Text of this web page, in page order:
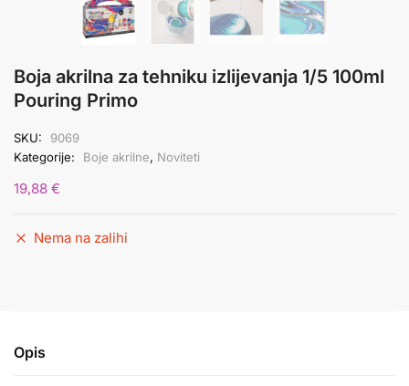
Boja akrilna za tehniku izlijevanja 1/5 100ml
Pouring Primo
SKU:
9069
Kategorije:
Boje akrilne, Noviteti
19,88 €
Nema na zalihi
Opis